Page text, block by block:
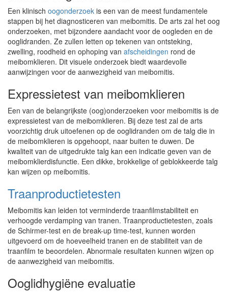
Een klinisch oogonderzoek is een van de meest fundamentele
stappen bij het diagnosticeren van meibomitis. De arts zal het oog
onderzoeken, met bijzondere aandacht voor de oogleden en de
ooglidranden. Ze zullen letten op tekenen van ontsteking,
zwelling, roodheid en ophoping van afscheidingen rond de
meibomklieren. Dit visuele onderzoek biedt waardevolle
aanwijzingen voor de aanwezigheid van meibomitis.
Expressietest van meibomklieren
Een van de belangrijkste (oog)onderzoeken voor meibomitis is de
expressietest van de meibomklieren. Bij deze test zal de arts
voorzichtig druk uitoefenen op de ooglidranden om de talg die in
de meibomklieren is opgehoopt, naar buiten te duwen. De
kwaliteit van de uitgedrukte talg kan een indicatie geven van de
meibomklierdisfunctie. Een dikke, brokkelige of geblokkeerde talg
kan wijzen op meibomitis.
Traanproductietesten
Meibomitis kan leiden tot verminderde traanfilmstabiliteit en
verhoogde verdamping van tranen. Traanproductietesten, zoals
de Schirmer-test en de break-up time-test, kunnen worden
uitgevoerd om de hoeveelheid tranen en de stabiliteit van de
traanfilm te beoordelen. Abnormale resultaten kunnen wijzen op
de aanwezigheid van meibomitis.
Ooglidhygiëne evaluatie